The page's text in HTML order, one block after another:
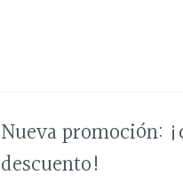
Nueva promoción:
descuento!